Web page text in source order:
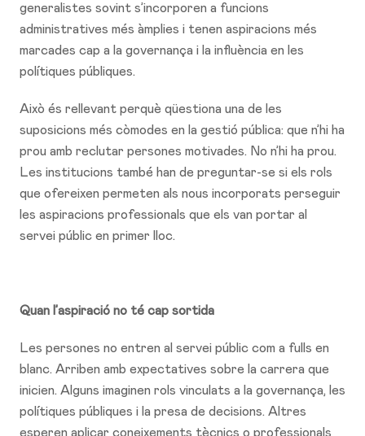
generalistes sovint s’incorporen a funcions
administratives més àmplies i tenen aspiracions més
marcades cap a la governança i la influència en les
polítiques públiques.
Això és rellevant perquè qüestiona una de les
suposicions més còmodes en la gestió pública: que n’hi ha
prou amb reclutar persones motivades. No n’hi ha prou.
Les institucions també han de preguntar-se si els rols
que ofereixen permeten als nous incorporats perseguir
les aspiracions professionals que els van portar al
servei públic en primer lloc.
Quan l’aspiració no té cap sortida
Les persones no entren al servei públic com a fulls en
blanc. Arriben amb expectatives sobre la carrera que
inicien. Alguns imaginen rols vinculats a la governança, les
polítiques públiques i la presa de decisions. Altres
esperen aplicar coneixements tècnics o professionals